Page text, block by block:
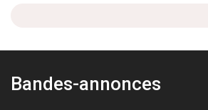
Bandes-annonces